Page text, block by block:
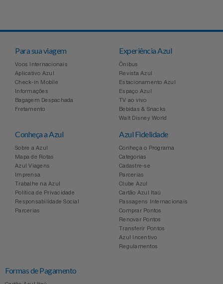
Para sua viagem
Voos Internacionais
Aplicativo Azul
Check-in Mobile
Informações
Bagagem Despachada
Fretamento
Experiência Azul
Ônibus
Revista Azul
Estacionamento Azul
Espaço Azul
TV ao vivo
Bebidas & Snacks
Walt Disney World
Conheça a Azul
Sobre a Azul
Mapa de Rotas
Azul Viagens
Imprensa
Trabalhe na Azul
Política de Privacidade
Responsabilidade Social
Parcerias
Azul Fidelidade
Conheça o Programa
Categorias
Cadastre-se
Parcerias
Clube Azul
Cartão Azul Itaú
Passagens Internacionais
Comprar Pontos
Renovar Pontos
Transferir Pontos
Azul Incentivo
Regulamentos
Formas de Pagamento